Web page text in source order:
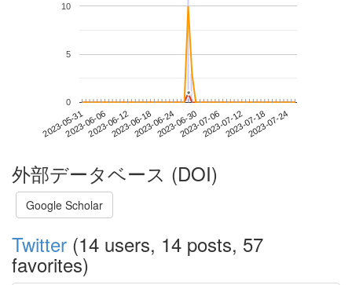
2023-05-312023-06-062023-06-122023-06-182023-06-242023-06-302023-07-062023-07-122023-07-182023-07-24
0
5
10
*
*
外部データベース (DOI)
Google Scholar
Twitter (14 users, 14 posts, 57
favorites)